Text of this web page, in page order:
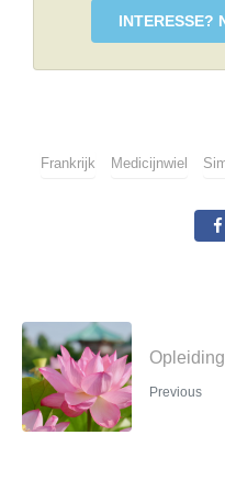
INTERESSE?
Frankrijk Medicijnwiel
Previous